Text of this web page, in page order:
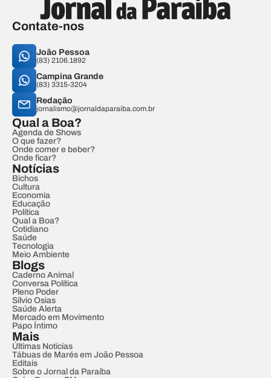
Contate-nos
João Pessoa
(83) 2106.1892
Campina Grande
(83) 3315-3204
Redação
jornalismo@jornaldaparaiba.com.br
Qual a Boa?
Agenda de Shows
O que fazer?
Onde comer e beber?
Onde ficar?
Notícias
Bichos
Cultura
Economia
Educação
Política
Qual a Boa?
Cotidiano
Saúde
Tecnologia
Meio Ambiente
Blogs
Caderno Animal
Conversa Política
Pleno Poder
Sílvio Osias
Saúde Alerta
Mercado em Movimento
Papo Íntimo
Mais
Últimas Notícias
Tábuas de Marés em João Pessoa
Editais
Sobre o Jornal da Paraíba